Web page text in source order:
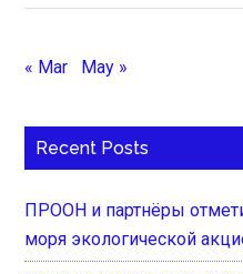
« Mar May »
Recent Posts
ПРООН и партнёры
моря экологической